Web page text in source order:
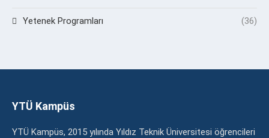
Yetenek Programları (36)
YTÜ Kampüs
YTÜ Kampüs, 2015 yılında Yıldız Teknik Üniversitesi öğrencileri